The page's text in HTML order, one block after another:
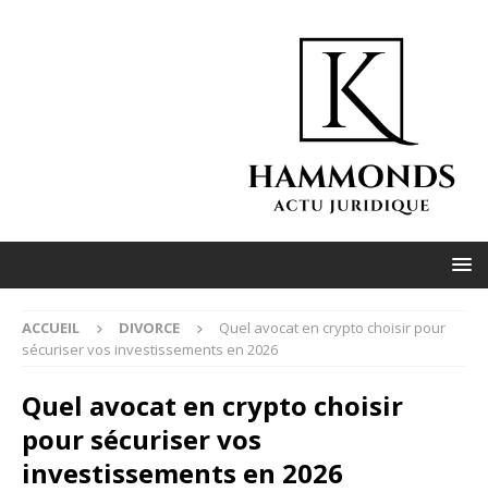
ACCUEIL DIVORCE
Quel avocat en crypto choisir pour
sécuriser vos investissements en 2026
Quel avocat en crypto choisir
pour sécuriser vos
investissements en 2026